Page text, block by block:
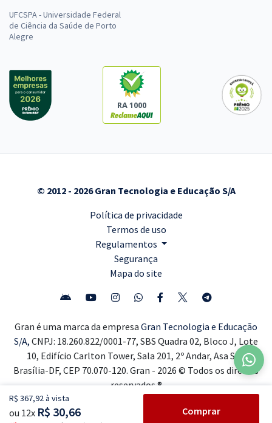
R$ 367,92 à vista
ou 12x R$ 30,66 Comprar
UFCSPA - Universidade Federal
de Ciência da Saúde de Porto
Alegre
RA 1000
© 2012 - 2026 Gran Tecnologia e Educação S/A
Política de privacidade
Termos de uso
Regulamentos
Segurança
Mapa do site
Gran é uma marca da empresa Gran Tecnologia e Educação
S/A, CNPJ: 18.260.822/0001-77, SBS Quadra 02, Bloco J, Lote
10, Edifício Carlton Tower, Sala 201, 2º Andar, Asa Sul,
Brasília-DF, CEP 70.070-120. Gran - 2026 © Todos os direitos
reservados ®